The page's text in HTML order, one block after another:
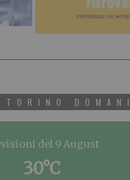
TORINO DOMANI
del 9 August
30°C